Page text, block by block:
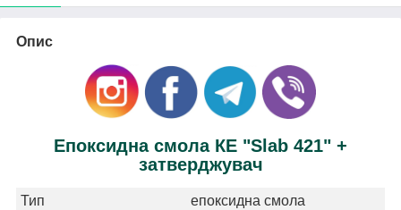
Опис
Епоксидна смола КЕ "Slab 421" +
затверджувач
Тип
епоксидна смола